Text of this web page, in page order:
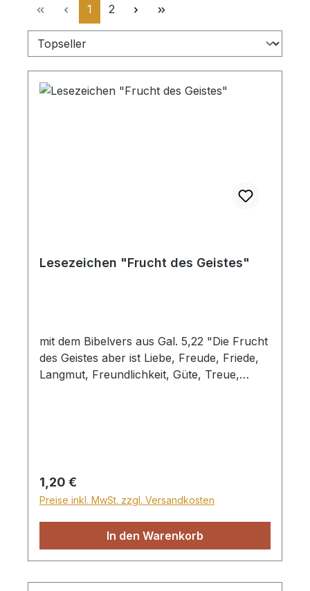
Seite
1 Seite
2
Lesezeichen "Frucht des Geistes"
mit dem Bibelvers aus Gal. 5,22 "Die Frucht
des Geistes aber ist Liebe, Freude, Friede,
Langmut, Freundlichkeit, Güte, Treue,
Regulärer Preis:
1,20 €
Preise inkl. MwSt. zzgl. Versandkosten
In den Warenkorb